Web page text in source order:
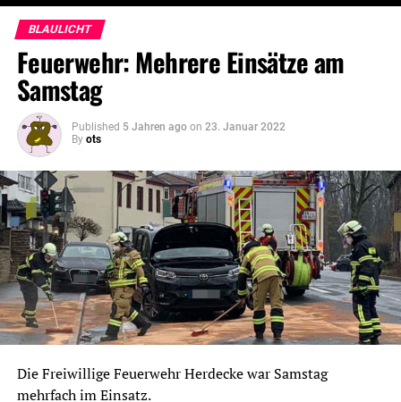
BLAULICHT
Feuerwehr: Mehrere Einsätze am
Samstag
Published 5 Jahren ago on 23. Januar 2022
By ots
Die Freiwillige Feuerwehr Herdecke war Samstag
mehrfach im Einsatz.